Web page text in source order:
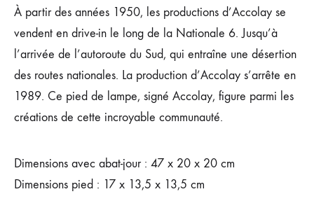
À partir des années 1950, les productions d’Accolay se
vendent en drive-in le long de la Nationale 6. Jusqu’à
l’arrivée de l’autoroute du Sud, qui entraîne une désertion
des routes nationales. La production d’Accolay s’arrête en
1989. Ce pied de lampe, signé Accolay, figure parmi les
créations de cette incroyable communauté.
Dimensions avec abat-jour : 47 x 20 x 20 cm
Dimensions pied : 17 x 13,5 x 13,5 cm